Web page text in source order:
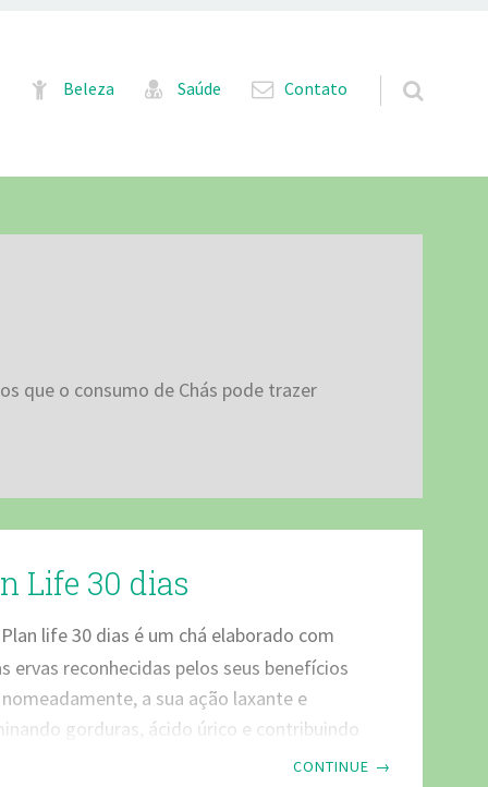
Pular para o conteúdo
Beleza Saúde Contato
que o consumo de Chás pode trazer
Life 30 dias
Plan life 30 dias é um chá elaborado com
ervas reconhecidas pelos seus benefícios
a sua ação laxante e
gorduras, ácido úrico e contribuindo
de líquidos. É ainda recomendando
CONTINUE →